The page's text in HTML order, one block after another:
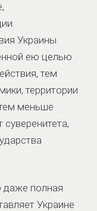
Украины
ею целью
тем
территории
меньше
даже полная
Украине